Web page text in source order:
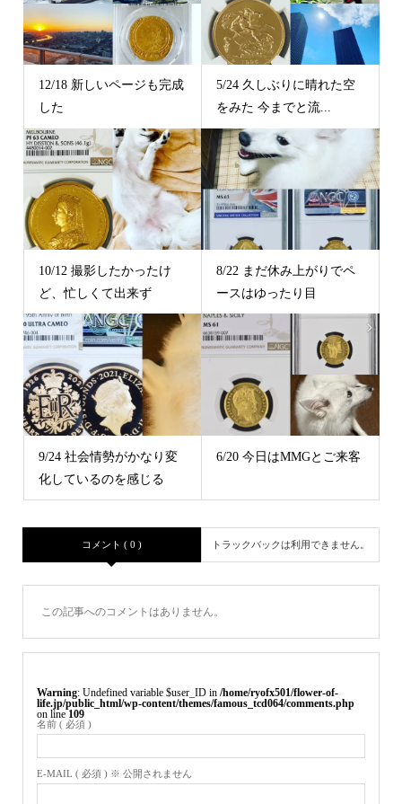
12/18 新しいページも完成
した
5/24 久しぶりに晴れた空
をみた 今までと流...
10/12 撮影したかったけ
ど、忙しくて出来ず
8/22 まだ休み上がりでペ
ースはゆったり目
9/24 社会情勢がかなり変
化しているのを感じる
6/20 今日はMMGとご来客
コメント ( 0 ) トラックバックは利用できません。
この記事へのコメントはありません。
Warning : Undefined variable $user_ID in /home/ryofx501/flower-of-
life.jp/public_html/wp-content/themes/famous_tcd064/comments.php
on line 109
名前 ( 必須 )
E-MAIL ( 必須 ) ※ 公開されません